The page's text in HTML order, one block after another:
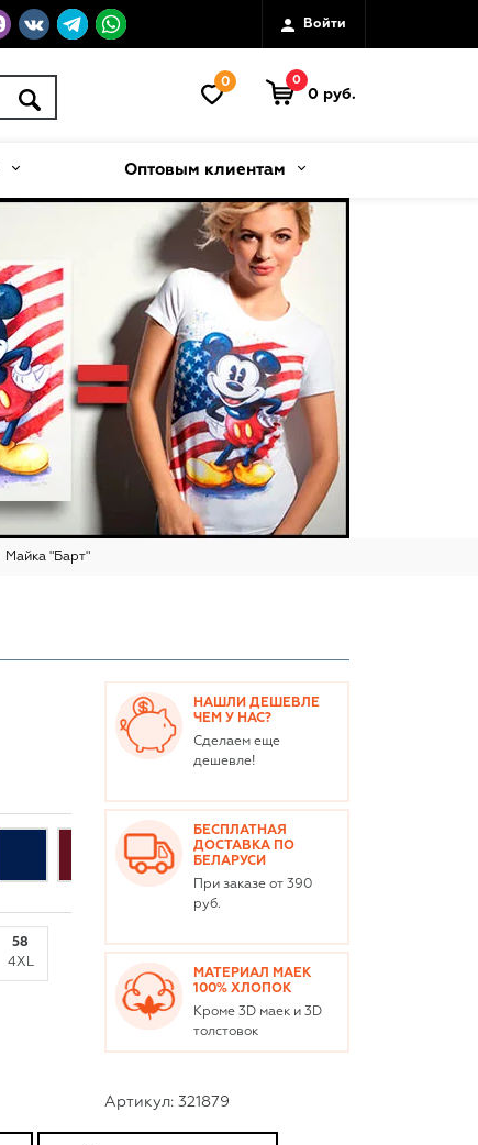
Войти
0 0
0 руб.
Оптовым клиентам
Майка "Барт"
58
4XL
НАШЛИ ДЕШЕВЛЕ
ЧЕМ У НАС?
Сделаем еще
дешевле!
БЕСПЛАТНАЯ
ДОСТАВКА ПО
БЕЛАРУСИ
При заказе от 390
руб.
МАТЕРИАЛ МАЕК
100% ХЛОПОК
Кроме 3D маек и 3D
толстовок
Артикул: 321879